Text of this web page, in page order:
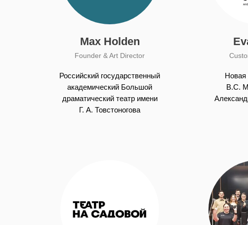
Max Holden
Founder & Art Director
Российский государственный
академический Большой
драматический театр имени
Г. А. Товстоногова
Новая
В.С.